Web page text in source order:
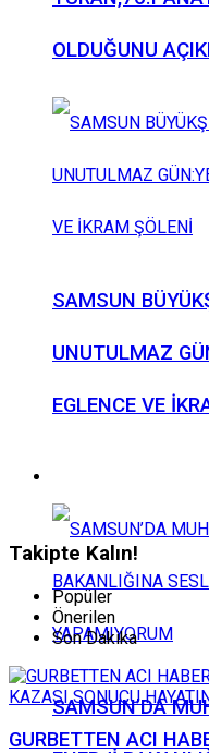
OLDUĞUNU
SAMSUN
UNUTULMAZ
EGLENCE VE
SAMSUN’DA
Takipte Kalın!
Popüler
Önerilen
Son Dakika
GURBETTEN ACI